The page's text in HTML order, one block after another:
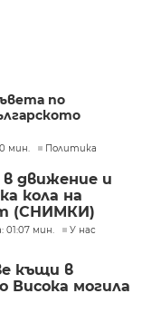
по
мин. Политика
в движение и
кола на
(СНИМКИ)
01:07 мин. У нас
къщи в
Висока могила